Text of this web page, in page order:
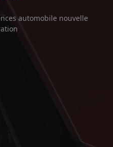
automobile nouvelle